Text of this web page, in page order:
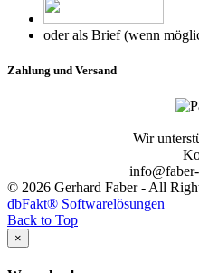
oder als Brief (wenn
Zahlung und Versand
Wir
© 2026 Gerhard Faber - All
dbFakt® Softwarelösungen
Back to Top
×